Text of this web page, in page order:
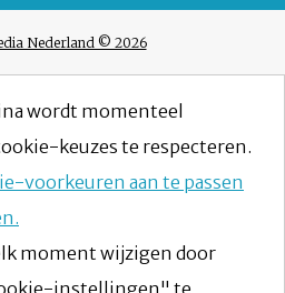
Nederland © 2026
wordt momenteel
keuzes te respecteren.
voorkeuren aan te passen
moment wijzigen door
instellingen" te